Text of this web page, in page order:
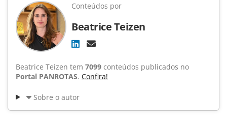
Conteúdos por
Beatrice Teizen
Beatrice Teizen tem 7099 conteúdos publicados no
Portal PANROTAS. Confira!
Sobre o autor